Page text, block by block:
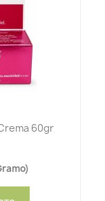
60gr